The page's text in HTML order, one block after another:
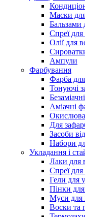
Маски
Бальзами
Спреї для
Олії для
Ампули
Фарбування
Фарба
Тонуючі
Аміачні
Для
Засоби
Набори
Укладання і
Лаки для
Спреї для
Гели для
Пінки
Муси для
Воски та